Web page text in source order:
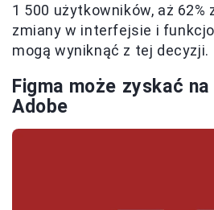
1 500 użytkowników, aż 62%
zmiany w interfejsie i
mogą wyniknąć z tej decyzji.
Figma może zyskać
Adobe